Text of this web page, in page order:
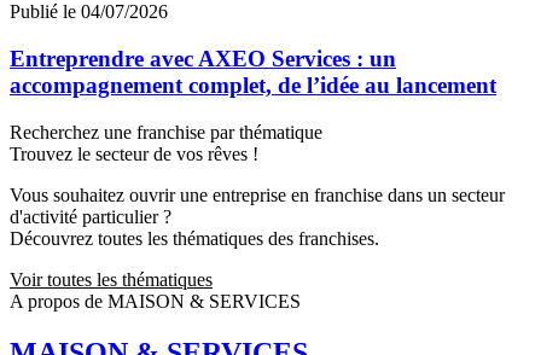
Publié le 04/07/2026
Entreprendre avec AXEO Services : un
accompagnement complet, de l’idée au lancement
Recherchez une franchise par thématique
Trouvez le secteur de vos rêves !
Vous souhaitez ouvrir une entreprise en franchise dans un secteur
d'activité particulier ?
Découvrez toutes les thématiques des franchises.
Voir toutes les thématiques
A propos de MAISON & SERVICES